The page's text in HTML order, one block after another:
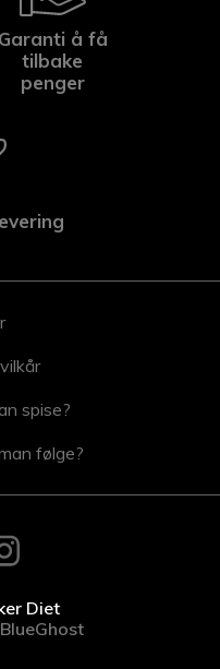
Garanti å få
tilbake
penger
spise?
følge?
Diet
BlueGhost